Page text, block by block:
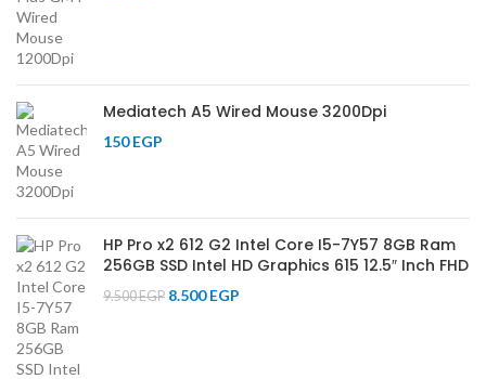
Mediatech A5 Wired Mouse 3200Dpi
150EGP
HP Pro x2 612 G2 Intel Core I5-7Y57 8GB Ram
256GB SSD Intel HD Graphics 615 12.5″ Inch FHD
9.500EGP 8.500EGP